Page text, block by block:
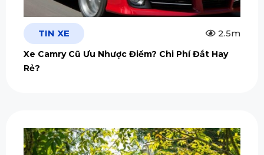
TIN XE 2.5m
Xe Camry Cũ Ưu Nhược Điểm? Chi Phí Đắt Hay
Rẻ?